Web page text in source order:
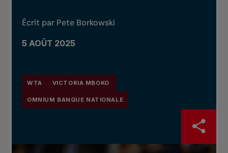
Écrit par Pete Borkowski
5 AOÛT 2025
WTA VICTORIA MBOKO
OMNIUM BANQUE NATIONALE